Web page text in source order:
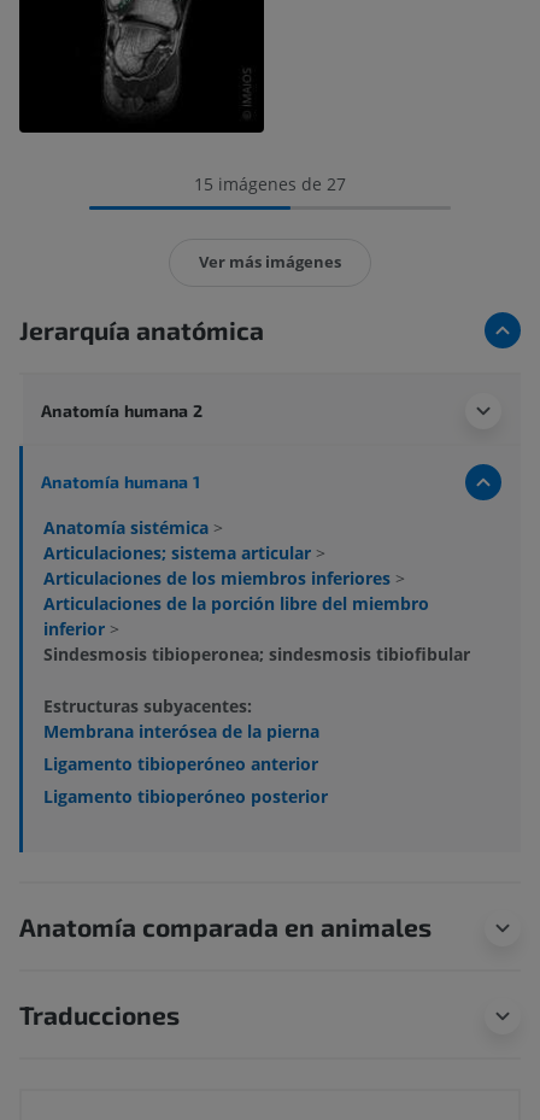
15 imágenes de 27
Ver más imágenes
Jerarquía anatómica
Anatomía humana 2
Anatomía humana 1
Anatomía sistémica >
Articulaciones; sistema articular >
Articulaciones de los miembros inferiores >
Articulaciones de la porción libre del miembro
inferior >
Sindesmosis tibioperonea; sindesmosis tibiofibular
Estructuras subyacentes:
Membrana interósea de la pierna
Ligamento tibioperóneo anterior
Ligamento tibioperóneo posterior
Anatomía comparada en animales
Traducciones